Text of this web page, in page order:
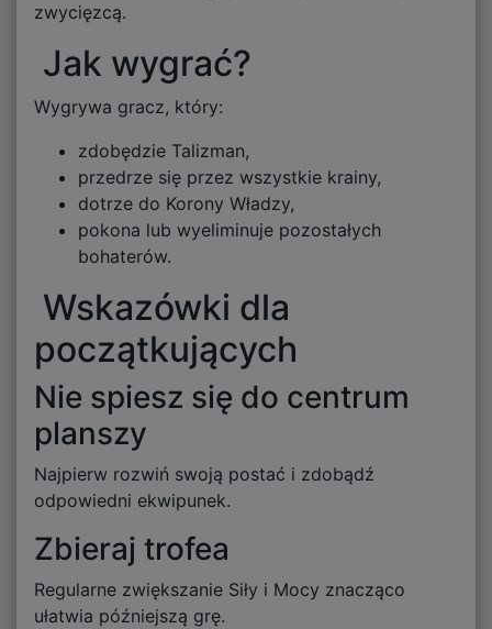
zwycięzcą.
Jak wygrać?
Wygrywa gracz, który:
zdobędzie Talizman,
przedrze się przez wszystkie krainy,
dotrze do Korony Władzy,
pokona lub wyeliminuje pozostałych
bohaterów.
Wskazówki dla
początkujących
Nie spiesz się do centrum
planszy
Najpierw rozwiń swoją postać i zdobądź
odpowiedni ekwipunek.
Zbieraj trofea
Regularne zwiększanie Siły i Mocy znacząco
ułatwia późniejszą grę.